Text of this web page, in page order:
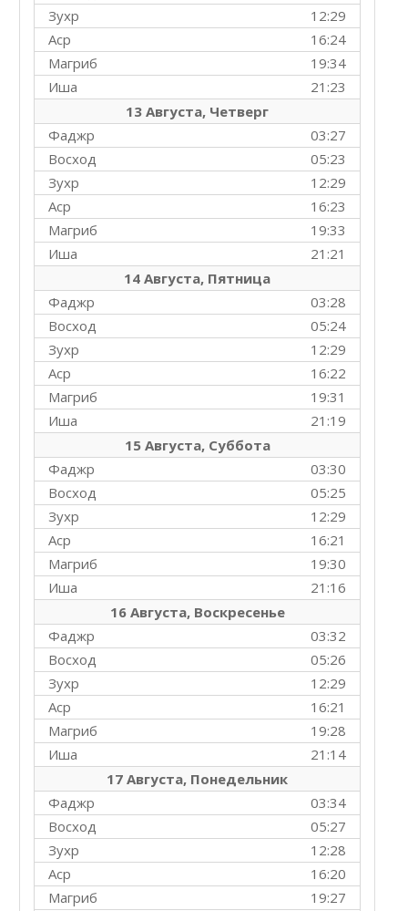
12:29
Зухр
16:24
Аср
19:34
Магриб
21:23
Иша
13 Августа, Четверг
03:27
Фаджр
05:23
Восход
12:29
Зухр
16:23
Аср
19:33
Магриб
21:21
Иша
14 Августа, Пятница
03:28
Фаджр
05:24
Восход
12:29
Зухр
16:22
Аср
19:31
Магриб
21:19
Иша
15 Августа, Суббота
03:30
Фаджр
05:25
Восход
12:29
Зухр
16:21
Аср
19:30
Магриб
21:16
Иша
16 Августа, Воскресенье
03:32
Фаджр
05:26
Восход
12:29
Зухр
16:21
Аср
19:28
Магриб
21:14
Иша
17 Августа, Понедельник
03:34
Фаджр
05:27
Восход
12:28
Зухр
16:20
Аср
19:27
Магриб